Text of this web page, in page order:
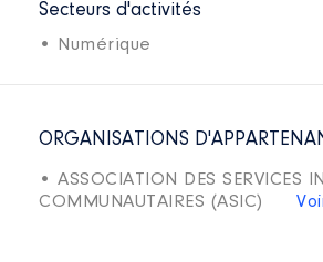
Secteurs d'activités
• Numérique
ORGANISATIONS
• ASSOCIATION DES SERVICES
COMMUNAUTAIRES (ASIC)